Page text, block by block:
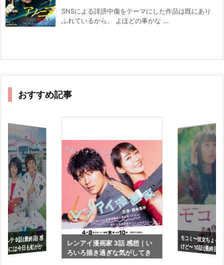
SNSによる誹謗中傷をテーマにした作品は既にあり
ふれているから、 よほどの事がな ...
おすすめ記事
ルテ 9話(最終回) 感
には今日も虹がか
レンアイ漫画家 3話 感想｜い
ろいろ描き過ぎな気がしてき
モコミ〜彼女ちょっ
けど〜 10話(最終回)
ミーは捨てられた